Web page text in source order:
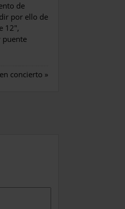
de
por ello de
12″,
puente
concierto »